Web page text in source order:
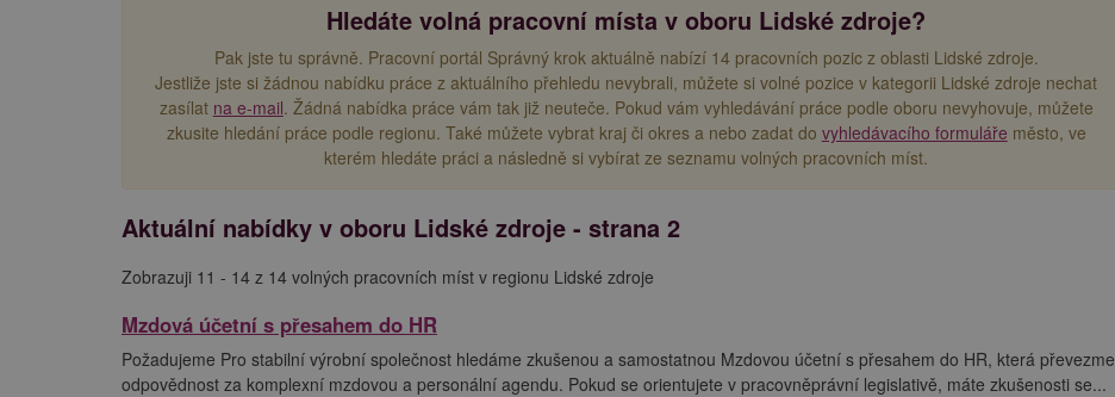
Hledáte volná pracovní místa v oboru Lidské zdroje?
Pak jste tu správně. Pracovní portál Správný krok aktuálně nabízí 14 pracovních pozic z oblasti Lidské zdroje.
Jestliže jste si žádnou nabídku práce z aktuálního přehledu nevybrali, můžete si volné pozice v kategorii Lidské zdroje nechat
zasílat na e-mail. Žádná nabídka práce vám tak již neuteče. Pokud vám vyhledávání práce podle oboru nevyhovuje, můžete
zkusite hledání práce podle regionu. Také můžete vybrat kraj či okres a nebo zadat do vyhledávacího formuláře město, ve
kterém hledáte práci a následně si vybírat ze seznamu volných pracovních míst.
Aktuální nabídky v oboru Lidské zdroje - strana 2
Zobrazuji 11 - 14 z 14 volných pracovních míst v regionu Lidské zdroje
Mzdová účetní s přesahem do HR
Požadujeme Pro stabilní výrobní společnost hledáme zkušenou a samostatnou Mzdovou účetní s přesahem do HR, která převezme
odpovědnost za komplexní mzdovou a personální agendu. Pokud se orientujete v pracovněprávní legislativě, máte zkušenosti se...